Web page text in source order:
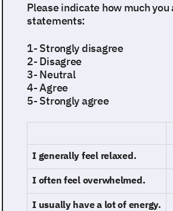
Please indicate how much
statements:
1- Strongly disagree
2- Disagree
3- Neutral
4- Agree
5- Strongly agree
I generally feel relaxed.
I often feel overwhelmed.
I usually have a lot of energy.